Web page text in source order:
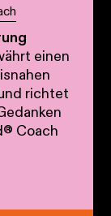
einen
richtet
Coach